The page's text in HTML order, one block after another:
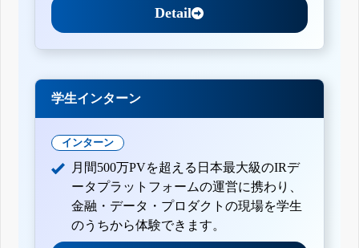
Detail
学生インターン
インターン
月間500万PVを超える日本最大級のIRデ
ータプラットフォームの運営に携わり、
金融・データ・プロダクトの現場を学生
のうちから体験できます。